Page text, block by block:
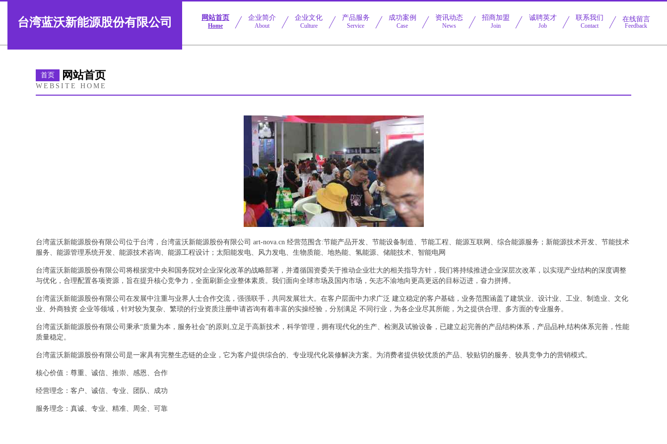
台湾蓝沃新能源股份有限公司 网站首页
Home
企业简介
About
企业文化
Culture
产品服务
Service
成功案例
Case
资讯动态
News
招商加盟
Join
诚聘英才
Job
联系我们
Contact
在线留言
Feedback
首页 网站首页
WEBSITE HOME
台湾蓝沃新能源股份有限公司位于台湾，台湾蓝沃新能源股份有限公司 art-nova.cn 经营范围含:节能产品开发、节能设备制造、节能工程、能源互联网、综合能源服务；新能源技术开发、节能技术
服务、能源管理系统开发、能源技术咨询、能源工程设计；太阳能发电、风力发电、生物质能、地热能、氢能源、储能技术、智能电网
台湾蓝沃新能源股份有限公司将根据党中央和国务院对企业深化改革的战略部署，并遵循国资委关于推动企业壮大的相关指导方针，我们将持续推进企业深层次改革，以实现产业结构的深度调整
与优化，合理配置各项资源，旨在提升核心竞争力，全面刷新企业整体素质。我们面向全球市场及国内市场，矢志不渝地向更高更远的目标迈进，奋力拼搏。
台湾蓝沃新能源股份有限公司在发展中注重与业界人士合作交流，强强联手，共同发展壮大。在客户层面中力求广泛 建立稳定的客户基础，业务范围涵盖了建筑业、设计业、工业、制造业、文化
业、外商独资 企业等领域，针对较为复杂、繁琐的行业资质注册申请咨询有着丰富的实操经验，分别满足 不同行业，为各企业尽其所能，为之提供合理、多方面的专业服务。
台湾蓝沃新能源股份有限公司秉承“质量为本，服务社会”的原则,立足于高新技术，科学管理，拥有现代化的生产、检测及试验设备，已建立起完善的产品结构体系，产品品种,结构体系完善，性能
质量稳定。
台湾蓝沃新能源股份有限公司是一家具有完整生态链的企业，它为客户提供综合的、专业现代化装修解决方案。为消费者提供较优质的产品、较贴切的服务、较具竞争力的营销模式。
核心价值：尊重、诚信、推崇、感恩、合作
经营理念：客户、诚信、专业、团队、成功
服务理念：真诚、专业、精准、周全、可靠